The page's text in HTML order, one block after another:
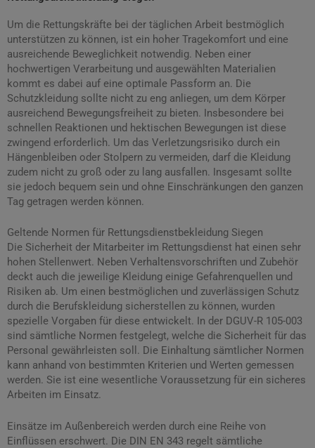
Um die Rettungskräfte bei der täglichen Arbeit bestmöglich
unterstützen zu können, ist ein hoher Tragekomfort und eine
ausreichende Beweglichkeit notwendig. Neben einer
hochwertigen Verarbeitung und ausgewählten Materialien
kommt es dabei auf eine optimale Passform an. Die
Schutzkleidung sollte nicht zu eng anliegen, um dem Körper
ausreichend Bewegungsfreiheit zu bieten. Insbesondere bei
schnellen Reaktionen und hektischen Bewegungen ist diese
zwingend erforderlich. Um das Verletzungsrisiko durch ein
Hängenbleiben oder Stolpern zu vermeiden, darf die Kleidung
zudem nicht zu groß oder zu lang ausfallen. Insgesamt sollte
sie jedoch bequem sein und ohne Einschränkungen den ganzen
Tag getragen werden können.
Geltende Normen für Rettungsdienstbekleidung Siegen
Die Sicherheit der Mitarbeiter im Rettungsdienst hat einen sehr
hohen Stellenwert. Neben Verhaltensvorschriften und Zubehör
deckt auch die jeweilige Kleidung einige Gefahrenquellen und
Risiken ab. Um einen bestmöglichen und zuverlässigen Schutz
durch die Berufskleidung sicherstellen zu können, wurden
spezielle Vorgaben für diese entwickelt. In der DGUV-R 105-003
sind sämtliche Normen festgelegt, welche die Sicherheit für das
Personal gewährleisten soll. Die Einhaltung sämtlicher Normen
kann anhand von bestimmten Kriterien und Werten gemessen
werden. Sie ist eine wesentliche Voraussetzung für ein sicheres
Arbeiten im Einsatz.
Einsätze im Außenbereich werden durch eine Reihe von
Einflüssen erschwert. Die DIN EN 343 regelt sämtliche